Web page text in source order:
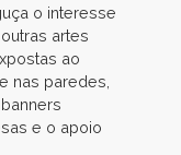
o interesse
artes
ao
nas paredes,
e o apoio